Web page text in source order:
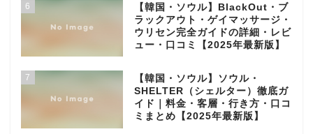
6
【韓国・ソウル】BlackOut・ブ
ラックアウト・ゲイマッサージ・
ウリセン完全ガイドの詳細・レビ
ュー・口コミ【2025年最新版】
7
【韓国・ソウル】ソウル・
SHELTER（シェルター）徹底ガ
イド｜料金・客層・行き方・口コ
ミまとめ【2025年最新版】